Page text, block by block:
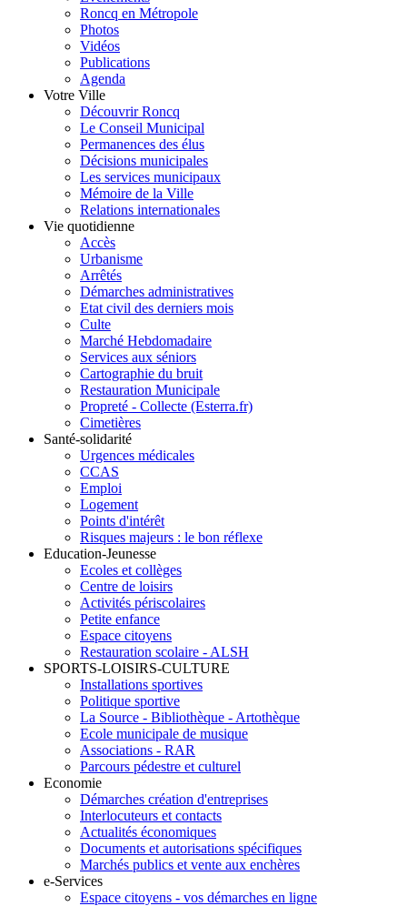
Roncq en Métropole
Photos
Vidéos
Publications
Agenda
Votre Ville
Découvrir Roncq
Le Conseil Municipal
Permanences des élus
Décisions municipales
Les services municipaux
Mémoire de la Ville
Relations internationales
Vie quotidienne
Accès
Urbanisme
Arrêtés
Démarches administratives
Etat civil des derniers mois
Culte
Marché Hebdomadaire
Services aux séniors
Cartographie du bruit
Restauration Municipale
Propreté - Collecte (Esterra.fr)
Cimetières
Santé-solidarité
Urgences médicales
CCAS
Emploi
Logement
Points d'intérêt
Risques majeurs : le bon réflexe
Education-Jeunesse
Ecoles et collèges
Centre de loisirs
Activités périscolaires
Petite enfance
Espace citoyens
Restauration scolaire - ALSH
SPORTS-LOISIRS-CULTURE
Installations sportives
Politique sportive
La Source - Bibliothèque - Artothèque
Ecole municipale de musique
Associations - RAR
Parcours pédestre et culturel
Economie
Démarches création d'entreprises
Interlocuteurs et contacts
Actualités économiques
Documents et autorisations spécifiques
Marchés publics et vente aux enchères
e-Services
Espace citoyens - vos démarches en ligne